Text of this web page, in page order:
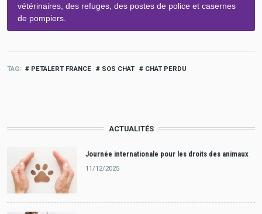
vétérinaires, des refuges, des postes de police et casernes
de pompiers.
TAG PETALERT FRANCE SOS CHAT CHAT PERDU
ACTUALITÉS
Journée internationale pour les droits des animaux
11/12/2025